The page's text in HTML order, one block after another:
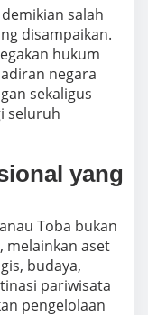
salah
disampaikan.
hukum
negara
sekaligus
seluruh
yang
Toba bukan
melainkan aset
budaya,
pariwisata
pengelolaan